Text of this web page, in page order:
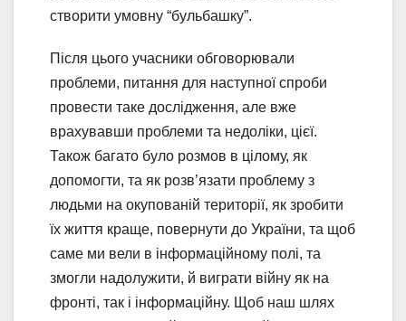
створити умовну “бульбашку”.
Після цього учасники обговорювали
проблеми, питання для наступної спроби
провести таке дослідження, але вже
врахувавши проблеми та недоліки, цієї.
Також багато було розмов в цілому, як
допомогти, та як розв’язати проблему з
людьми на окупованій території, як зробити
їх життя краще, повернути до України, та щоб
саме ми вели в інформаційному полі, та
змогли надолужити, й виграти війну як на
фронті, так і інформаційну. Щоб наш шлях